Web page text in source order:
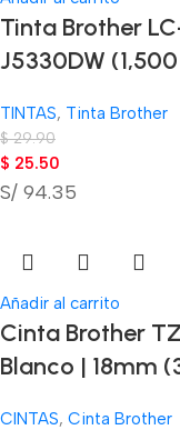
Tinta Brother
J5330DW
TINTAS, Tinta Brother
$29.90
$ 25.50
S/ 94.35
Añadir al carrito
Cinta Brother
Blanco | 18mm
CINTAS, Cinta Brother